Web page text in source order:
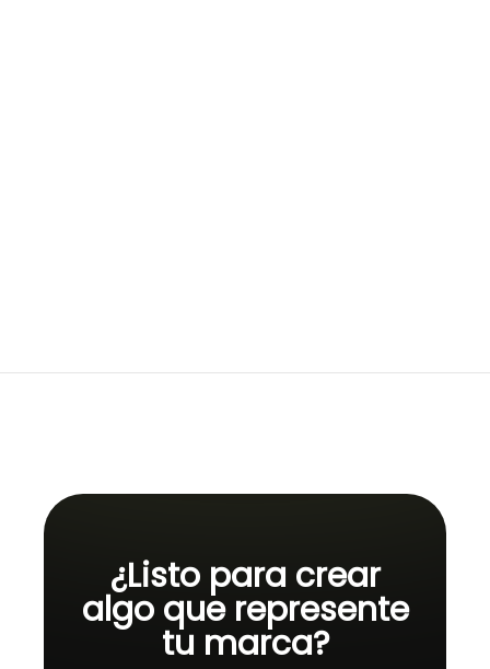
¿Listo para crear
algo que represente
tu marca?